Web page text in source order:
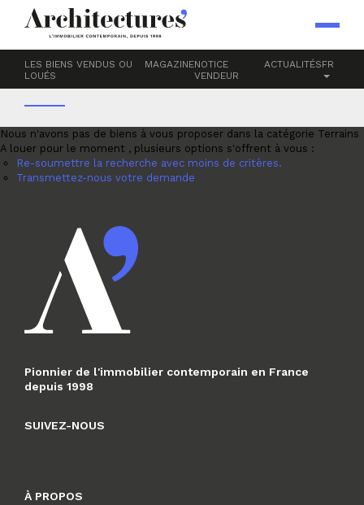
LES BIENS VENDUS OU
LOUÉS
MAGAZINENOTICE
VENDEUR
ACTUALITÉSFR
Accueil Terrains A LOUER
Nous n'avons pas de biens à vous proposer dans la catégorie Terrains
A louer pour le moment , plusieurs options s'offrent à vous :
Re-soumettre la recherche avec moins de critères.
Transmettez-nous votre demande
Pionnier de l'immobilier contemporain en France
depuis 1998
SUIVEZ-NOUS
À PROPOS